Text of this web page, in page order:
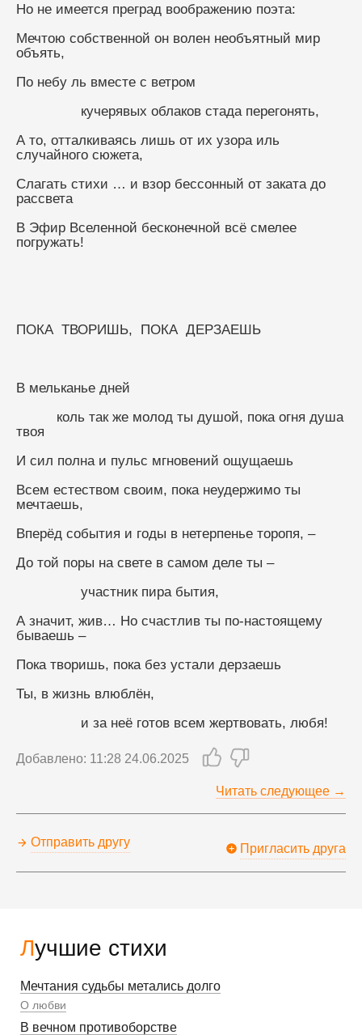
Лучшие стихи
Мечтания судьбы метались долго
О любви
В вечном противоборстве
Но не имеется преград воображению поэта:
Мечтою собственной он волен необъятный мир
объять,
По небу ль вместе с ветром
                кучерявых облаков стада перегонять,
А то, отталкиваясь лишь от их узора иль
случайного сюжета,
Слагать стихи … и взор бессонный от заката до
рассвета
В Эфир Вселенной бесконечной всё смелее
погружать!
ПОКА  ТВОРИШЬ,  ПОКА  ДЕРЗАЕШЬ
В мельканье дней
твоя
И сил полна и пульс мгновений ощущаешь
Всем естеством своим, пока неудержимо ты
мечтаешь,
Вперёд события и годы в нетерпенье торопя, –
До той поры на свете в самом деле ты –
                участник пира бытия,
А значит, жив… Но счастлив ты по-настоящему
бываешь –
Пока творишь, пока без устали дерзаешь
Ты, в жизнь влюблён,
                и за неё готов всем жертвовать, любя!
Добавлено: 11:28 24.06.2025
Читать следующее →
Отправить другу Пригласить друга